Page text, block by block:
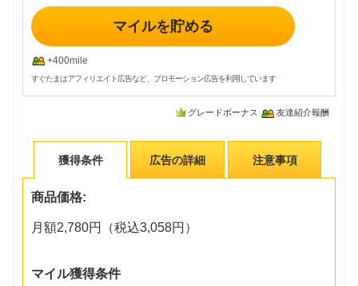
マイルを貯める
+400mile
すぐたまはアフィリエイト広告など、プロモーション広告を利用しています
グレードボーナス 友達紹介報酬
獲得条件 広告の詳細 注意事項
商品価格:
月額2,780円（税込3,058円）
マイル獲得条件